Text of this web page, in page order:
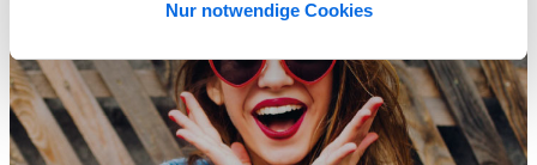
Nur notwendige Cookies